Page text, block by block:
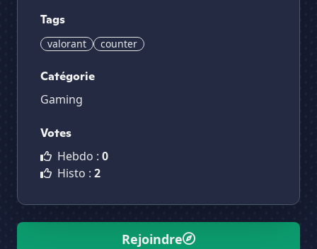
Tags
valorant counter
Catégorie
Gaming
Votes
Hebdo : 0
Histo : 2
Rejoindre